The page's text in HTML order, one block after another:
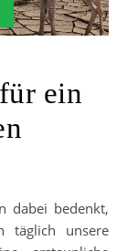
ein
Gedanken steuern
täglich unsere